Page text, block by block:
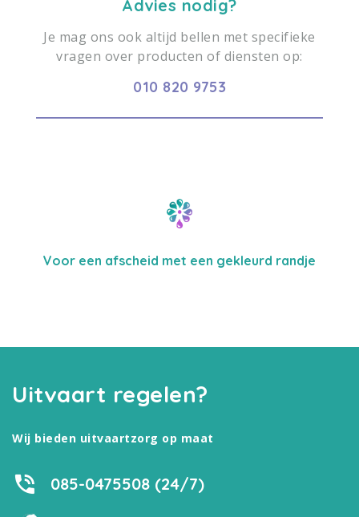
Advies nodig?
Je mag ons ook altijd bellen met specifieke
vragen over producten of diensten op:
010 820 9753
Voor een afscheid met een gekleurd randje
Uitvaart regelen?
Wij bieden uitvaartzorg op maat
085-0475508 (24/7)